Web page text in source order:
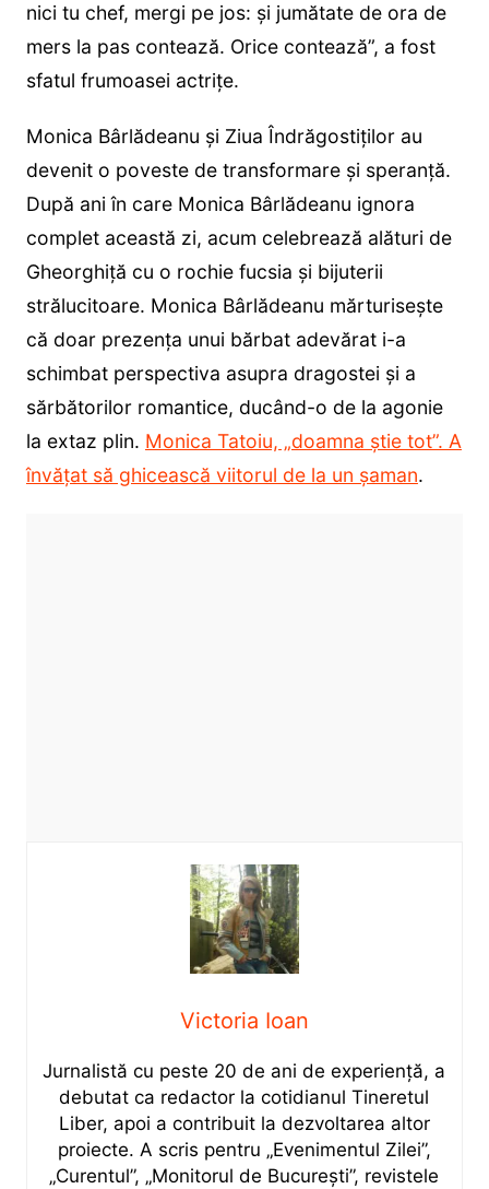
nici tu chef, mergi pe jos: și jumătate de ora de
mers la pas contează. Orice contează”, a fost
sfatul frumoasei actrițe.
Monica Bârlădeanu și Ziua Îndrăgostiților au
devenit o poveste de transformare și speranță.
După ani în care Monica Bârlădeanu ignora
complet această zi, acum celebrează alături de
Gheorghiță cu o rochie fucsia și bijuterii
strălucitoare. Monica Bârlădeanu mărturisește
că doar prezența unui bărbat adevărat i-a
schimbat perspectiva asupra dragostei și a
sărbătorilor romantice, ducând-o de la agonie
la extaz plin. Monica Tatoiu, „doamna știe tot”. A
învățat să ghicească viitorul de la un șaman.
Victoria Ioan
Jurnalistă cu peste 20 de ani de experiență, a
debutat ca redactor la cotidianul Tineretul
Liber, apoi a contribuit la dezvoltarea altor
proiecte. A scris pentru „Evenimentul Zilei”,
„Curentul”, „Monitorul de București”, revistele